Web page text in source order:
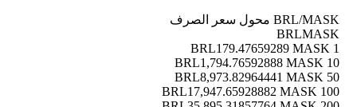
BRL/MASK محول سعر الصرف
BRLMASK
1 BRL
179.47659289 MASK
10 BRL
1,794.76592888 MASK
50 BRL
8,973.82964441 MASK
100 BRL
17,947.65928882 MASK